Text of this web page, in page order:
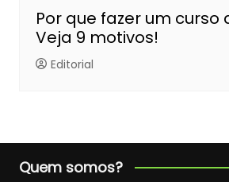
Por que fazer um curso
Veja 9 motivos!
Editorial
Quem somos?